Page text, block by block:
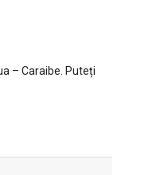
– Caraibe. Puteți